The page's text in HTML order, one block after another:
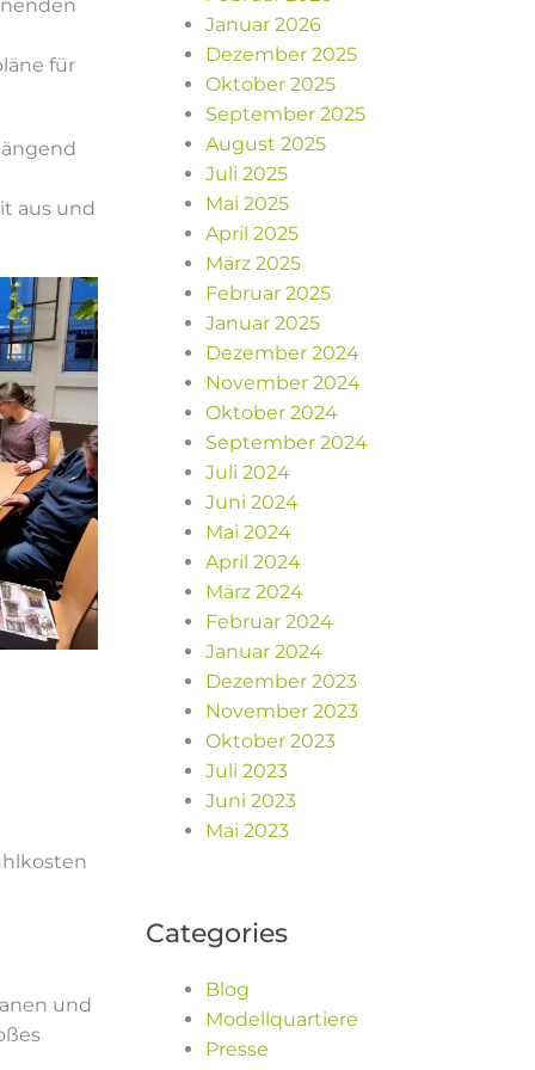
für
aus und
und
Januar 2026
Dezember 2025
Oktober 2025
September 2025
August 2025
Juli 2025
Mai 2025
April 2025
März 2025
Februar 2025
Januar 2025
Dezember 2024
November 2024
Oktober 2024
September 2024
Juli 2024
Juni 2024
Mai 2024
April 2024
März 2024
Februar 2024
Januar 2024
Dezember 2023
November 2023
Oktober 2023
Juli 2023
Juni 2023
Mai 2023
Categories
Blog
Modellquartiere
Presse